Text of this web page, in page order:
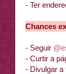
- Ter
Chances
- Seguir
- Curtir a
- Divulgar a